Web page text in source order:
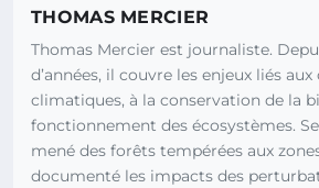
THOMAS MERCIER
Thomas Mercier est journaliste.
d’années, il couvre les enjeux liés
climatiques, à la conservation de la
fonctionnement des écosystèmes.
mené des forêts tempérées aux
documenté les impacts des